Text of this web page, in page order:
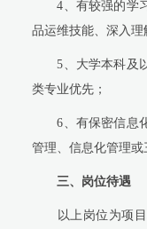
4、有较强的学习
品运维技能、深入理
5、大学本科及以
类专业优先；
6、有保密信息化
管理、信息化管理或
三、岗位待遇
以上岗位为项目